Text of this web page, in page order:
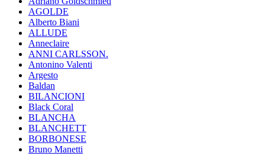
AGOLDE
Alberto Biani
ALLUDE
Anneclaire
ANNI CARLSSON.
Antonino Valenti
Argesto
Baldan
BILANCIONI
Black Coral
BLANCHA
BLANCHETT
BORBONESE
Bruno Manetti